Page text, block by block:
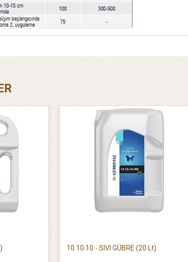
10.10.10 - SIVI GÜBRE (20 Lt)